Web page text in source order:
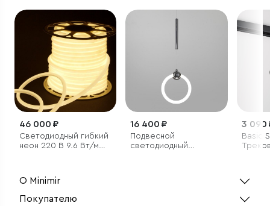
46 000 ₽
Светодиодный гибкий
неон 220 В 9.6 Вт/м
16 400 ₽
Подвесной
светодиодный
3 090
Basic
О Minimir
Покупателю